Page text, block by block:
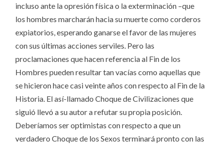
incluso ante la opresión física o la exterminación –que
los hombres marcharán hacia su muerte como corderos
expiatorios, esperando ganarse el favor de las mujeres
con sus últimas acciones serviles. Pero las
proclamaciones que hacen referencia al Fin de los
Hombres pueden resultar tan vacías como aquellas que
se hicieron hace casi veinte años con respecto al Fin de la
Historia. El así-llamado Choque de Civilizaciones que
siguió llevó a su autor a refutar su propia posición.
Deberíamos ser optimistas con respecto a que un
verdadero Choque de los Sexos terminará pronto con las